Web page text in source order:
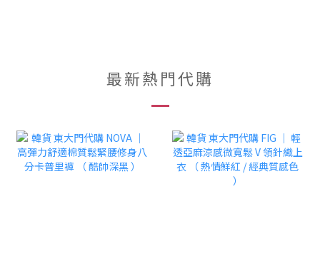
最新熱門代購